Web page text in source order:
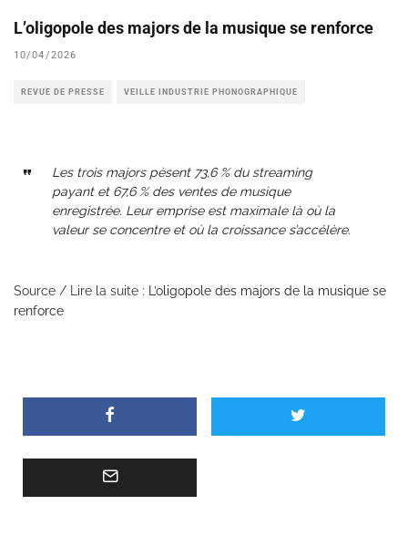
L’oligopole des majors de la musique se renforce
10/04/2026
REVUE DE PRESSE VEILLE INDUSTRIE PHONOGRAPHIQUE
Les trois majors pèsent 73,6 % du streaming
payant et 67,6 % des ventes de musique
enregistrée. Leur emprise est maximale là où la
valeur se concentre et où la croissance s’accélère.
Source / Lire la suite :
L’oligopole des majors de la musique se
renforce